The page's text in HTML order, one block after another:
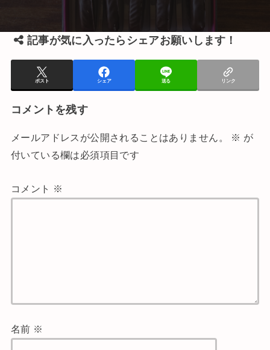
記事が気に入ったらシェアお願いします！
ポスト シェア 送る リンク
コメントを残す
メールアドレスが公開されることはありません。 ※ が
付いている欄は必須項目です
コメント ※
名前 ※